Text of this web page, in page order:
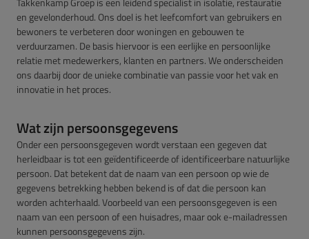
en gevelonderhoud. Ons doel is het leefcomfort van gebruikers en
bewoners te verbeteren door woningen en gebouwen te
verduurzamen. De basis hiervoor is een eerlijke en persoonlijke
relatie met medewerkers, klanten en partners. We onderscheiden
ons daarbij door de unieke combinatie van passie voor het vak en
innovatie in het proces.
Wat zijn persoonsgegevens
Onder een persoonsgegeven wordt verstaan een gegeven dat
herleidbaar is tot een geïdentificeerde of identificeerbare natuurlijke
persoon. Dat betekent dat de naam van een persoon op wie de
gegevens betrekking hebben bekend is of dat die persoon kan
worden achterhaald. Voorbeeld van een persoonsgegeven is een
naam van een persoon of een huisadres, maar ook e-mailadressen
kunnen persoonsgegevens zijn.